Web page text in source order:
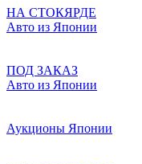
НА СТОКЯРДЕ
Авто из Японии
ПОД ЗАКАЗ
Авто из Японии
Аукционы Японии